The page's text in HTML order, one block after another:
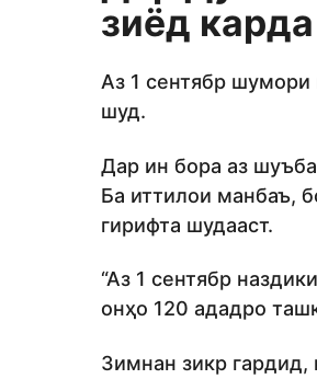
i
t
r
g
o
зиёд
Аз 1 сентябр
шуд.
Дар ин бора аз
Ба иттилои манбаъ,
гирифта шудааст.
“Аз 1 сентябр
онҳо 120 ададро
Зимнан зикр